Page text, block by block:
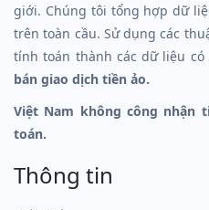
giới. Chúng tôi tổng hợp dữ
trên toàn cầu. Sử dụng các
tính toán thành các dữ liệu
bán giao dịch tiền ảo.
Việt Nam không công nhận
toán.
Thông tin